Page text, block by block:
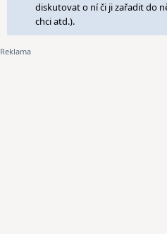
diskutovat o ní či ji zařadit do
chci atd.).